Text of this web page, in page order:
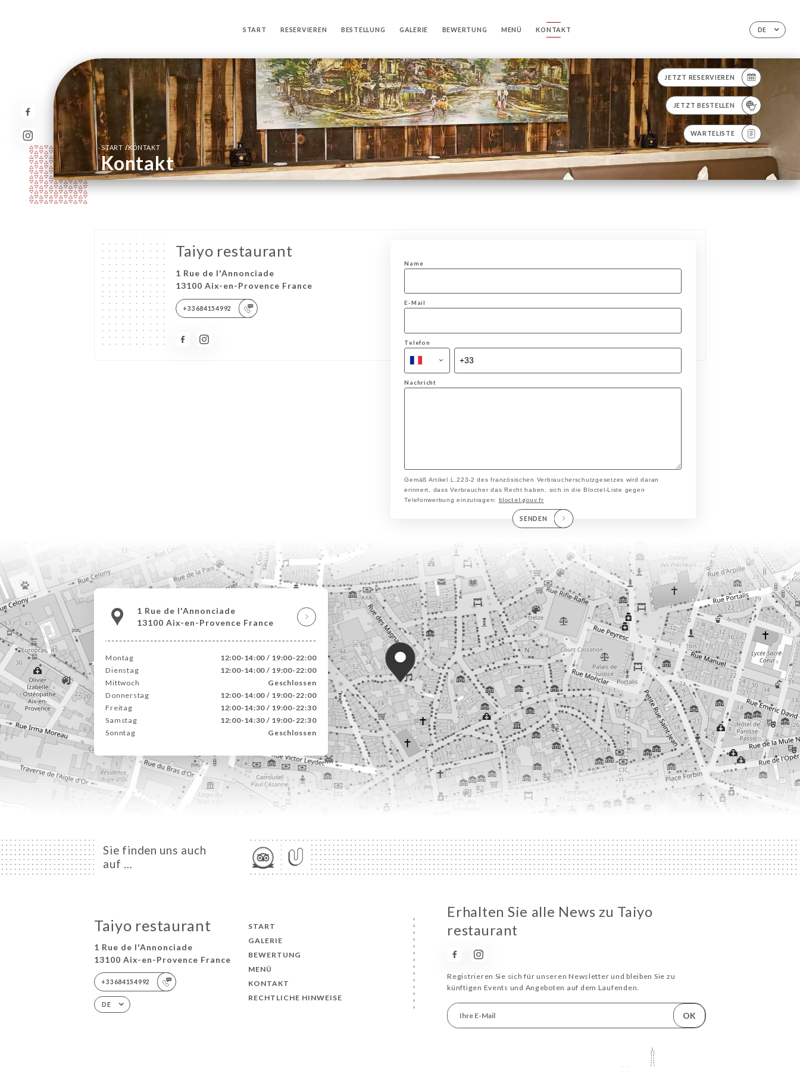
DE
START RESERVIEREN BESTELLUNG GALERIE BEWERTUNG MENÜ KONTAKT
JETZT RESERVIEREN
JETZT BESTELLEN
WARTELISTE
START /KONTAKT
Kontakt
Taiyo restaurant
1 Rue de l'Annonciade
13100 Aix-en-Provence France
+33684154992
Name
E-Mail
Telefon
Nachricht
Gemäß Artikel L.223-2 des französischen Verbraucherschutzgesetzes wird daran
erinnert, dass Verbraucher das Recht haben, sich in die Bloctel-Liste gegen
Telefonwerbung einzutragen:
bloctel.gouv.fr
SENDEN
1 Rue de l'Annonciade
13100 Aix-en-Provence France
Montag
12:00-14:00 / 19:00-22:00
Dienstag
12:00-14:00 / 19:00-22:00
Mittwoch
Geschlossen
Donnerstag
12:00-14:00 / 19:00-22:00
Freitag
12:00-14:30 / 19:00-22:30
Samstag
12:00-14:30 / 19:00-22:30
Sonntag
Geschlossen
Sie finden uns auch
auf …
Taiyo restaurant
1 Rue de l'Annonciade
13100 Aix-en-Provence France
+33684154992
DE
START
GALERIE
BEWERTUNG
MENÜ
KONTAKT
RECHTLICHE HINWEISE
Erhalten Sie alle News zu Taiyo
restaurant
Registrieren Sie sich für unseren Newsletter und bleiben Sie zu
künftigen Events und Angeboten auf dem Laufenden.
OK